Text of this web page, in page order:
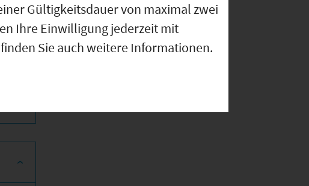
Gültigkeitsdauer von maximal zwei
Ihre Einwilligung jederzeit mit
Sie auch weitere Informationen.